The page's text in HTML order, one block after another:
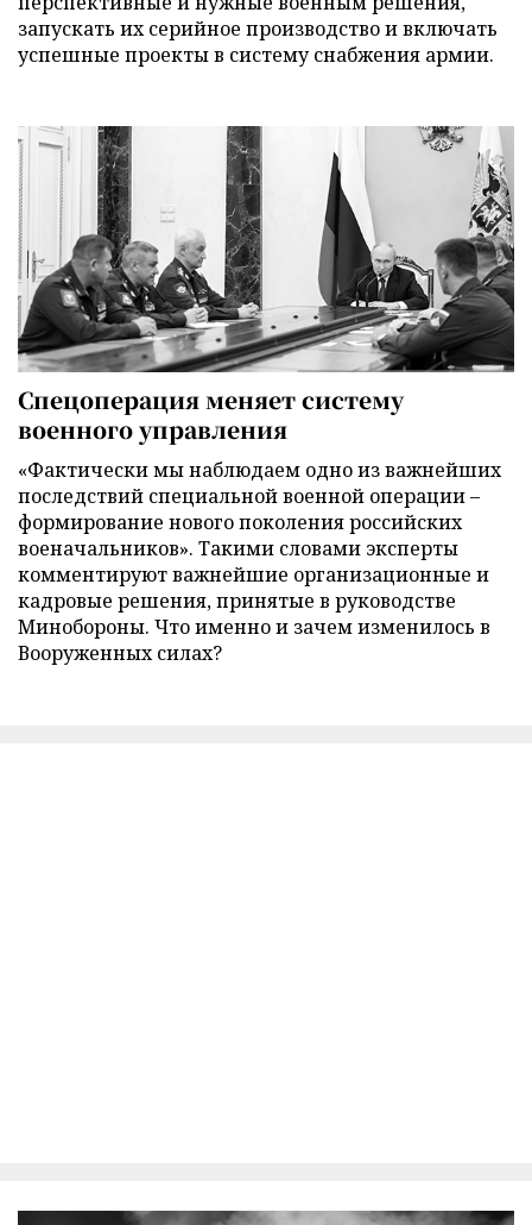
запускать их серийное производство и включать
успешные проекты в систему снабжения армии.
Спецоперация меняет систему
военного управления
«Фактически мы наблюдаем одно из важнейших
последствий специальной военной операции –
формирование нового поколения российских
военачальников». Такими словами эксперты
комментируют важнейшие организационные и
кадровые решения, принятые в руководстве
Минобороны. Что именно и зачем изменилось в
Вооруженных силах?